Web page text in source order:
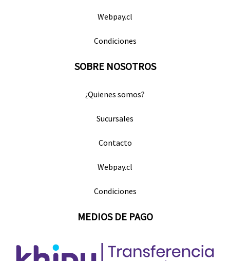
Webpay.cl
Condiciones
SOBRE NOSOTROS
¿Quienes somos?
Sucursales
Contacto
Webpay.cl
Condiciones
MEDIOS DE PAGO